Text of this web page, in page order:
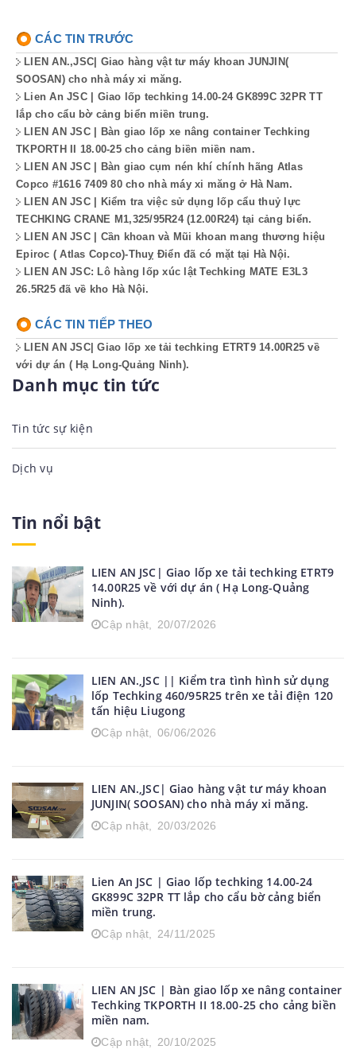
CÁC TIN TRƯỚC
LIEN AN.,JSC| Giao hàng vật tư máy khoan JUNJIN(
SOOSAN) cho nhà máy xi măng.
Lien An JSC | Giao lốp techking 14.00-24 GK899C 32PR TT
lắp cho cẩu bờ cảng biển miền trung.
LIEN AN JSC | Bàn giao lốp xe nâng container Techking
TKPORTH II 18.00-25 cho cảng biền miền nam.
LIEN AN JSC | Bàn giao cụm nén khí chính hãng Atlas
Copco #1616 7409 80 cho nhà máy xi măng ở Hà Nam.
LIEN AN JSC | Kiểm tra việc sử dụng lốp cẩu thuỷ lực
TECHKING CRANE M1,325/95R24 (12.00R24) tại cảng biển.
LIEN AN JSC | Cần khoan và Mũi khoan mang thương hiệu
Epiroc ( Atlas Copco)-Thuỵ Điển đã có mặt tại Hà Nội.
LIEN AN JSC: Lô hàng lốp xúc lật Techking MATE E3L3
26.5R25 đã về kho Hà Nội.
CÁC TIN TIẾP THEO
LIEN AN JSC| Giao lốp xe tải techking ETRT9 14.00R25 về
với dự án ( Hạ Long-Quảng Ninh).
Danh mục tin tức
Tin tức sự kiện
Dịch vụ
Tin nổi bật
LIEN AN JSC| Giao lốp xe tải techking ETRT9
14.00R25 về với dự án ( Hạ Long-Quảng
Ninh).
Cập nhật, 20/07/2026
LIEN AN.,JSC || Kiểm tra tình hình sử dụng
lốp Techking 460/95R25 trên xe tải điện 120
tấn hiệu Liugong
Cập nhật, 06/06/2026
LIEN AN.,JSC| Giao hàng vật tư máy khoan
JUNJIN( SOOSAN) cho nhà máy xi măng.
Cập nhật, 20/03/2026
Lien An JSC | Giao lốp techking 14.00-24
GK899C 32PR TT lắp cho cẩu bờ cảng biển
miền trung.
Cập nhật, 24/11/2025
LIEN AN JSC | Bàn giao lốp xe nâng container
Techking TKPORTH II 18.00-25 cho cảng biền
miền nam.
Cập nhật, 20/10/2025